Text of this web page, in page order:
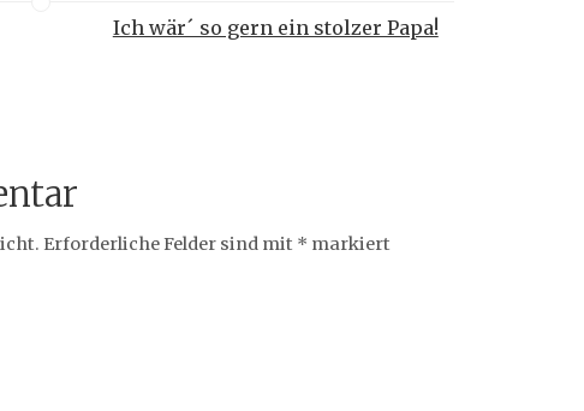
Ich wär´ so gern ein stolzer Papa!
Erforderliche Felder sind mit * markiert